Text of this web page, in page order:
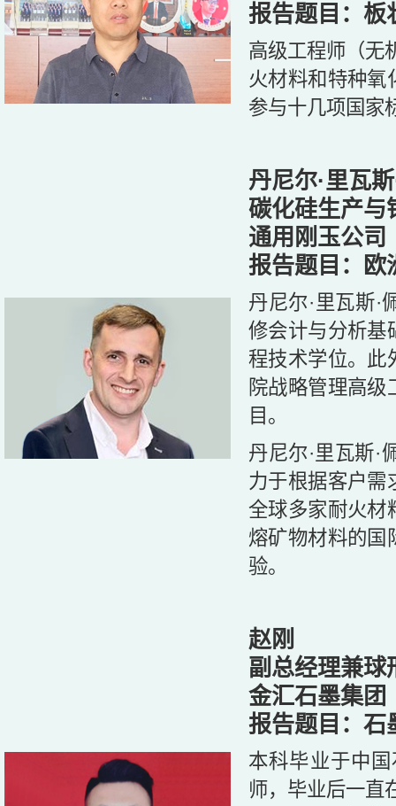
报告题目：板
高级工程师（无
火材料和特种氧
参与十几项国家
丹尼尔·里瓦
碳化硅生产与
通用刚玉公司
报告题目：欧
丹尼尔·里瓦斯
修会计与分析基
程技术学位。此
院战略管理高
目。
丹尼尔·里瓦斯·
力于根据客户需
全球多家耐火材
熔矿物材料的国
验。
赵刚
副总经理兼球
金汇石墨集团
报告题目：石
本科毕业于中
师，毕业后一直